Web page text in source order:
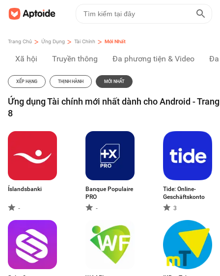
Trang Chủ > Ứng Dụng > Tài Chính > Mới Nhất
Xã hội Truyền thông Đa phương tiện & Video Đa
XẾP HẠNG THỊNH HÀNH MỚI NHẤT
Ứng dụng Tài chính mới nhất dành cho Android - Trang
8
Íslandsbanki
-
Banque Populaire
PRO
-
Tide: Online-
Geschäftskonto
3